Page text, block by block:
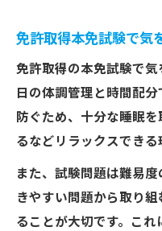
免許取得本免試験で気
免許取得の本免試験で
日の体調管理と時間配
防ぐため、十分な睡眠
るなどリラックスできる
また、試験問題は難易
きやすい問題から取り
ることが大切です。こ